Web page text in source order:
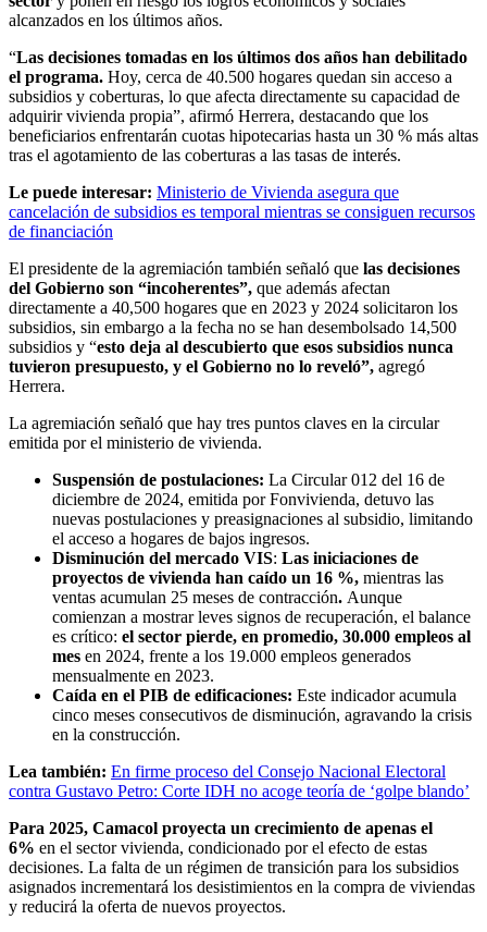
alcanzados en los últimos años.
“Las decisiones tomadas en los últimos dos años han debilitado
el programa. Hoy, cerca de 40.500 hogares quedan sin acceso a
subsidios y coberturas, lo que afecta directamente su capacidad de
adquirir vivienda propia”, afirmó Herrera, destacando que los
beneficiarios enfrentarán cuotas hipotecarias hasta un 30 % más altas
tras el agotamiento de las coberturas a las tasas de interés.
Le puede interesar: Ministerio de Vivienda asegura que
cancelación de subsidios es temporal mientras se consiguen recursos
de financiación
El presidente de la agremiación también señaló que las decisiones
del Gobierno son “incoherentes”, que además afectan
directamente a 40,500 hogares que en 2023 y 2024 solicitaron los
subsidios, sin embargo a la fecha no se han desembolsado 14,500
subsidios y “esto deja al descubierto que esos subsidios nunca
tuvieron presupuesto, y el Gobierno no lo reveló”, agregó
Herrera.
La agremiación señaló que hay tres puntos claves en la circular
emitida por el ministerio de vivienda.
Suspensión de postulaciones: La Circular 012 del 16 de
diciembre de 2024, emitida por Fonvivienda, detuvo las
nuevas postulaciones y preasignaciones al subsidio, limitando
el acceso a hogares de bajos ingresos.
Disminución del mercado VIS: Las iniciaciones de
proyectos de vivienda han caído un 16 %, mientras las
ventas acumulan 25 meses de contracción. Aunque
comienzan a mostrar leves signos de recuperación, el balance
es crítico: el sector pierde, en promedio, 30.000 empleos al
mes en 2024, frente a los 19.000 empleos generados
mensualmente en 2023.
Caída en el PIB de edificaciones: Este indicador acumula
cinco meses consecutivos de disminución, agravando la crisis
en la construcción.
Lea también: En firme proceso del Consejo Nacional Electoral
contra Gustavo Petro: Corte IDH no acoge teoría de ‘golpe blando’
Para 2025, Camacol proyecta un crecimiento de apenas el
6% en el sector vivienda, condicionado por el efecto de estas
decisiones. La falta de un régimen de transición para los subsidios
asignados incrementará los desistimientos en la compra de viviendas
y reducirá la oferta de nuevos proyectos.